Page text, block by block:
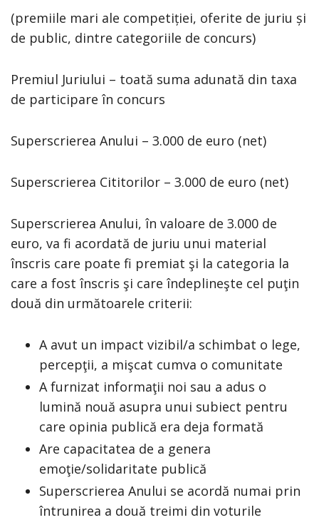
(premiile mari ale competiției, oferite de juriu și
de public, dintre categoriile de concurs)
Premiul Juriului – toată suma adunată din taxa
de participare în concurs
Superscrierea Anului – 3.000 de euro (net)
Superscrierea Cititorilor – 3.000 de euro (net)
Superscrierea Anului, în valoare de 3.000 de
euro, va fi acordată de juriu unui material
înscris care poate fi premiat şi la categoria la
care a fost înscris şi care îndeplineşte cel puţin
două din următoarele criterii:
A avut un impact vizibil/a schimbat o lege,
percepţii, a mişcat cumva o comunitate
A furnizat informaţii noi sau a adus o
lumină nouă asupra unui subiect pentru
care opinia publică era deja formată
Are capacitatea de a genera
emoţie/solidaritate publică
Superscrierea Anului se acordă numai prin
întrunirea a două treimi din voturile